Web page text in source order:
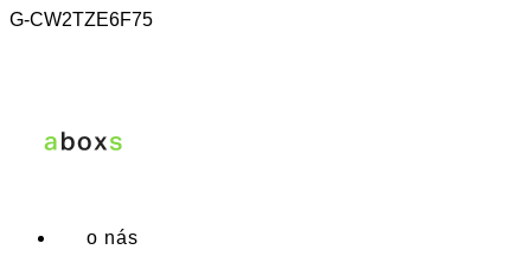
G-CW2TZE6F75
o nás